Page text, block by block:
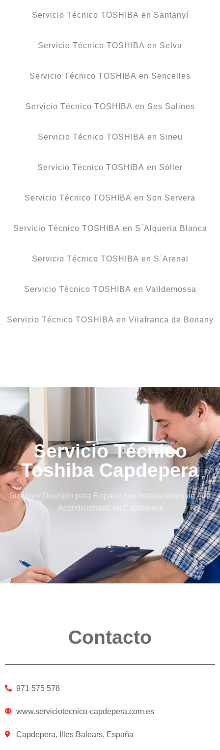
Servicio Técnico TOSHIBA en Santanyí
Servicio Técnico TOSHIBA en Selva
Servicio Técnico TOSHIBA en Sencelles
Servicio Técnico TOSHIBA en Ses Salines
Servicio Técnico TOSHIBA en Sineu
Servicio Técnico TOSHIBA en Sóller
Servicio Técnico TOSHIBA en Son Servera
Servicio Técnico TOSHIBA en S ́Alqueria Blanca
Servicio Técnico TOSHIBA en S ́Arenal
Servicio Técnico TOSHIBA en Valldemossa
Servicio Técnico TOSHIBA en Vilafranca de Bonany
Servicio Técnico
Toshiba Capdepera
Su Mejor Decisión para Reparar sus Instalaciones de Aire
Acondicionado en Capdepera
Contacto
971 575 578
www.serviciotecnico-capdepera.com.es
Capdepera, Illes Balears, España